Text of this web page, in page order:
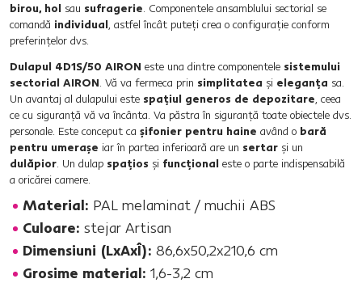
birou, hol sau sufragerie. Componentele ansamblului sectorial se
comandă individual, astfel încât puteţi crea o configuraţie conform
preferinţelor dvs.
Dulapul 4D1S/50 AIRON este una dintre componentele sistemului
sectorial AIRON. Vă va fermeca prin simplitatea şi eleganţa sa.
Un avantaj al dulapului este spaţiul generos de depozitare, ceea
ce cu siguranţă vă va încânta. Va păstra în siguranţă toate obiectele dvs.
personale. Este conceput ca şifonier pentru haine având o bară
pentru umeraşe iar în partea inferioară are un sertar şi un
dulăpior. Un dulap spaţios şi funcţional este o parte indispensabilă
a oricărei camere.
Material: PAL melaminat / muchii ABS
Culoare: stejar Artisan
Dimensiuni (LxAxÎ): 86,6x50,2x210,6 cm
Grosime material: 1,6-3,2 cm